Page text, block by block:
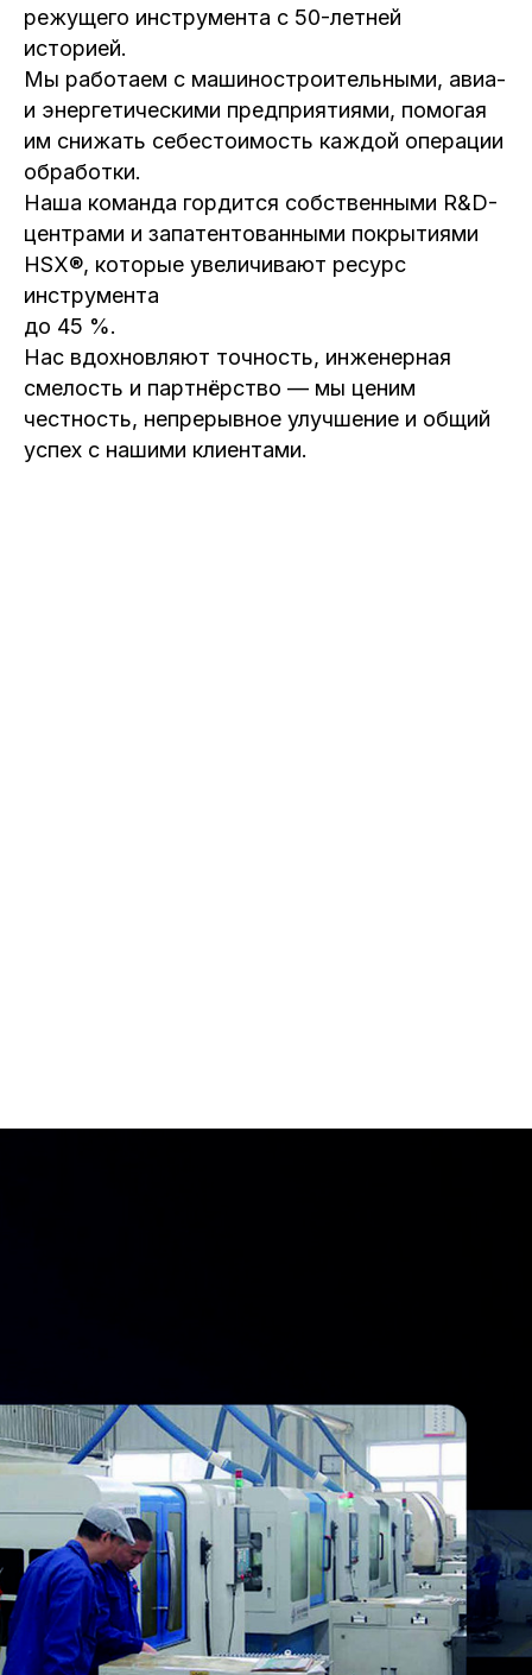
режущего инструмента с 50-летней
историей.
Мы работаем с машиностроительными, авиа-
и энергетическими предприятиями, помогая
им снижать себестоимость каждой операции
обработки.
Наша команда гордится собственными R&D-
центрами и запатентованными покрытиями
HSX®, которые увеличивают ресурс
инструмента
до 45 %.
Нас вдохновляют точность, инженерная
смелость и партнёрство — мы ценим
честность, непрерывное улучшение и общий
успех с нашими клиентами.